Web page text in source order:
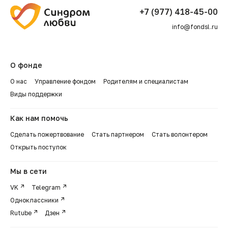
+7 (977) 418-45-00
info@fondsl.ru
О фонде
О нас Управление фондом
Родителям и специалистам
Виды поддержки
Как нам помочь
Сделать пожертвование Стать партнером
Стать волонтером
Открыть поступок
Мы в сети
VK
Telegram
Одноклассники
Rutube
Дзен